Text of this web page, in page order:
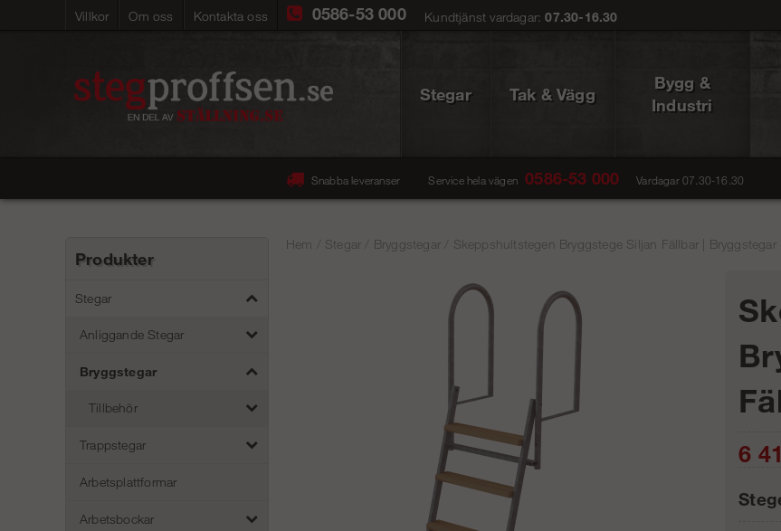
Villkor Om oss Kontakta oss 0586-53 000 Kundtjänst vardagar:07.30-16.30
Stegar Tak & Vägg
Bygg &
Industri
Snabba leveranser Service hela vägen 0586-53 000 Vardagar 07.30-16.30
Produkter
Stegar
Anliggande Stegar
Bryggstegar
Tillbehör
Trappstegar
Arbetsplattformar
Arbetsbockar
Hem Stegar Bryggstegar Skeppshultstegen Bryggstege Siljan Fällbar | Bryggstegar
6